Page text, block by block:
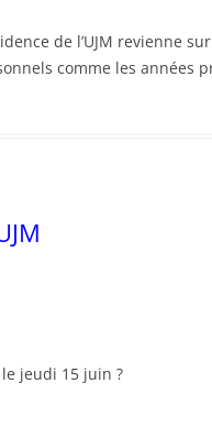
de l’UJM revienne
comme les années
jeudi 15 juin ?